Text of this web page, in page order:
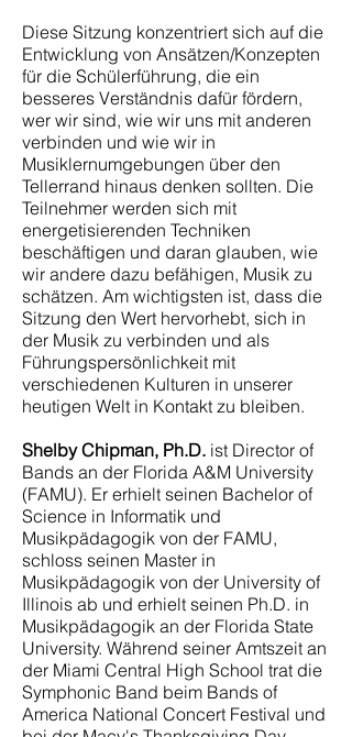
Diese Sitzung konzentriert sich auf die
Entwicklung von Ansätzen/Konzepten
für die Schülerführung, die ein
besseres Verständnis dafür fördern,
wer wir sind, wie wir uns mit anderen
verbinden und wie wir in
Musiklernumgebungen über den
Tellerrand hinaus denken sollten. Die
Teilnehmer werden sich mit
energetisierenden Techniken
beschäftigen und daran glauben, wie
wir andere dazu befähigen, Musik zu
schätzen. Am wichtigsten ist, dass die
Sitzung den Wert hervorhebt, sich in
der Musik zu verbinden und als
Führungspersönlichkeit mit
verschiedenen Kulturen in unserer
heutigen Welt in Kontakt zu bleiben.
Shelby Chipman, Ph.D. ist Director of
Bands an der Florida A&M University
(FAMU). Er erhielt seinen Bachelor of
Science in Informatik und
Musikpädagogik von der FAMU,
schloss seinen Master in
Musikpädagogik von der University of
Illinois ab und erhielt seinen Ph.D. in
Musikpädagogik an der Florida State
University. Während seiner Amtszeit an
der Miami Central High School trat die
Symphonic Band beim Bands of
America National Concert Festival und